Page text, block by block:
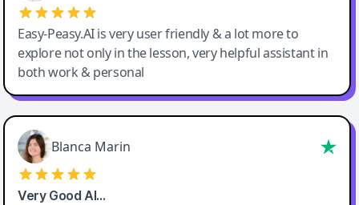
Easy-Peasy.AI is very user friendly & a lot more to
explore not only in the lesson, very helpful assistant in
both work & personal
Blanca Marin
Very Good AI…